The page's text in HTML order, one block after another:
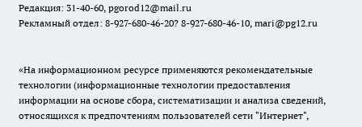
Редакция: 31-40-60, pgorod12@mail.ru
Рекламный отдел: 8-927-680-46-20? 8-927-680-46-10, mari@pg12.ru
«На информационном ресурсе применяются рекомендательные
технологии (информационные технологии предоставления
информации на основе сбора, систематизации и анализа сведений,
относящихся к предпочтениям пользователей сети "Интернет",